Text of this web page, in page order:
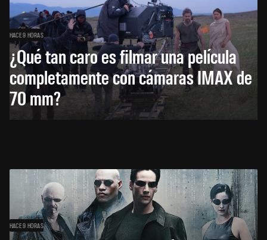
HACE 9 HORAS
¿Qué tan caro es filmar una película
completamente con cámaras IMAX de
70 mm?
HACE 9 HORAS